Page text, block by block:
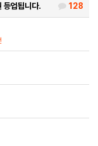
128
업됩니다.